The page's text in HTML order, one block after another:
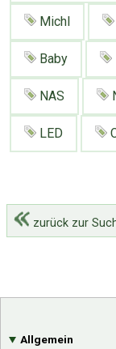
Michl
Baby
NAS
LED
zurück zur
Allgemein